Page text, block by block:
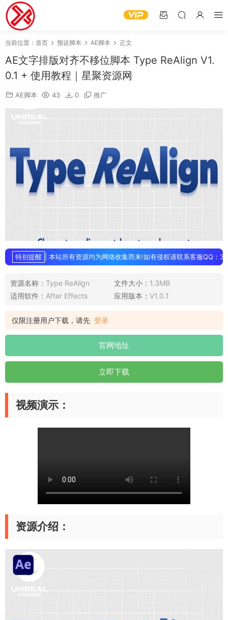
当前位置： 首页 预设脚本 AE脚本 正文
AE文字排版对齐不移位脚本 Type ReAlign V1.
0.1 + 使用教程｜星聚资源网
AE脚本 43 0 推广
特别提醒 | 本站所有资源均为网络收集而来!如有侵权请联系客服QQ：
资源名称： Type ReAlign 文件大小： 1.3MB
适用软件： After Effects 应用版本： V1.0.1
仅限注册用户下载，请先 登录
官网地址
立即下载
视频演示：
资源介绍：